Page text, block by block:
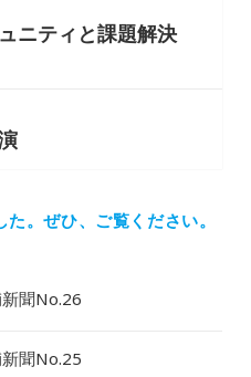
ニティと課題解決
た。ぜひ、ご覧ください。
聞No.26
聞No.25